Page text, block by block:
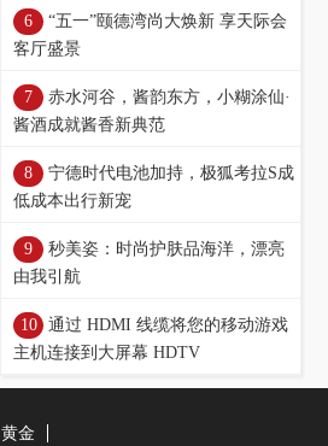
“五一”颐德湾尚大焕新 享天际会
客厅盛景
赤水河谷，酱韵东方，小糊涂仙·
酱酒成就酱香新典范
宁德时代电池加持，极狐考拉S成
低成本出行新宠
秒美姿：时尚护肤品海洋，漂亮
由我引航
通过 HDMI 线缆将您的移动游戏
主机连接到大屏幕 HDTV
黄金